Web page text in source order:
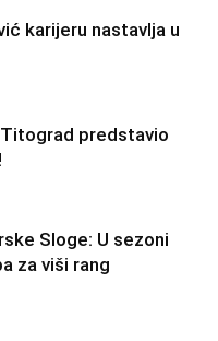
karijeru nastavlja u
predstavio
Sloge: U sezoni
za viši rang